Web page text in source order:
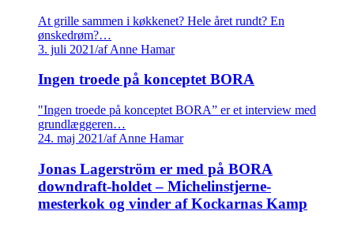
At grille sammen i køkkenet? Hele året rundt? En
ønskedrøm?…
3. juli 2021/af Anne Hamar
Ingen troede på konceptet BORA
"Ingen troede på konceptet BORA” er et interview med
grundlæggeren…
24. maj 2021/af Anne Hamar
Jonas Lagerström er med på BORA
downdraft-holdet – Michelinstjerne-
mesterkok og vinder af Kockarnas Kamp